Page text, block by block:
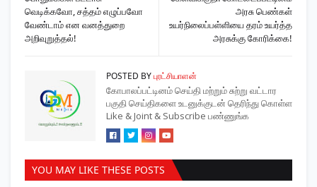
அரசு பெண்கள்
உயர்நிலைப்பள்ளியை தரம் உயர்த்த
அரசுக்கு கோரிக்கை!
வெடிக்கவோ, சத்தம் எழுப்பவோ
வேண்டாம் என வனத்துறை
அறிவுறுத்தல்!
POSTED BYபுரட்சியாளன்
கோபாலப்பட்டினம் செய்தி மற்றும் சுற்று வட்டார
பகுதி செய்திகளை உடனுக்குடன் தெரிந்து கொள்ள
Like & Joint & Subscribe பண்ணுங்க
YOU MAY LIKE THESE POSTS